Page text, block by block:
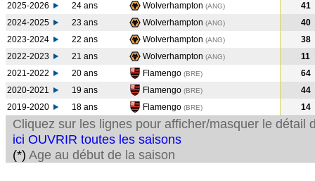
2025-2026 24 ans Wolverhampton (ANG)
41
2024-2025
23 ans Wolverhampton (ANG)
40
2023-2024
22 ans Wolverhampton (ANG)
38
2022-2023
21 ans Wolverhampton (ANG)
11
2021-2022
20 ans Flamengo (BRE)
64
2020-2021
19 ans Flamengo (BRE)
44
2019-2020
18 ans Flamengo (BRE) 14
Cliquez sur les lignes pour afficher/masquer le détail
ici OUVRIR toutes les saisons
(*) Age au début de la saison